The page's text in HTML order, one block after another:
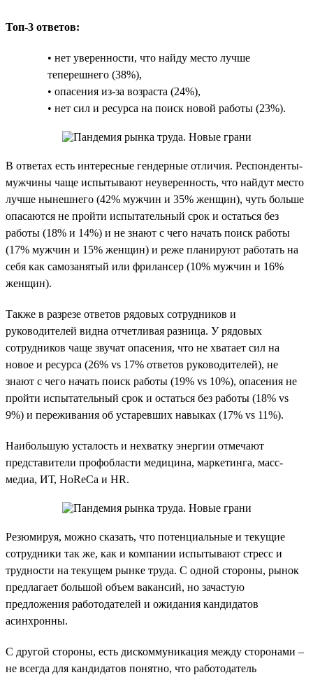
Топ-3 ответов:
• нет уверенности, что найду место лучше
теперешнего (38%),
• опасения из-за возраста (24%),
• нет сил и ресурса на поиск новой работы (23%).
В ответах есть интересные гендерные отличия. Респонденты-
мужчины чаще испытывают неуверенность, что найдут место
лучше нынешнего (42% мужчин и 35% женщин), чуть больше
опасаются не пройти испытательный срок и остаться без
работы (18% и 14%) и не знают с чего начать поиск работы
(17% мужчин и 15% женщин) и реже планируют работать на
себя как самозанятый или фрилансер (10% мужчин и 16%
женщин).
Также в разрезе ответов рядовых сотрудников и
руководителей видна отчетливая разница. У рядовых
сотрудников чаще звучат опасения, что не хватает сил на
новое и ресурса (26% vs 17% ответов руководителей), не
знают с чего начать поиск работы (19% vs 10%), опасения не
пройти испытательный срок и остаться без работы (18% vs
9%) и переживания об устаревших навыках (17% vs 11%).
Наибольшую усталость и нехватку энергии отмечают
представители профобласти медицина, маркетинга, масс-
медиа, ИТ, HoReCa и HR.
Резюмируя, можно сказать, что потенциальные и текущие
сотрудники так же, как и компании испытывают стресс и
трудности на текущем рынке труда. С одной стороны, рынок
предлагает большой объем вакансий, но зачастую
предложения работодателей и ожидания кандидатов
асинхронны.
С другой стороны, есть дискоммуникация между сторонами –
не всегда для кандидатов понятно, что работодатель